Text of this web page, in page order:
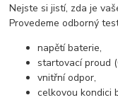
Nejste si jistí, zda je
Provedeme odborný
napětí baterie,
startovací proud
vnitřní odpor,
celkovou kondici